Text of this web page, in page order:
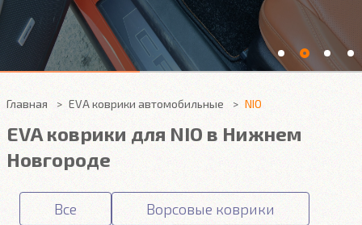
Главная EVA коврики автомобильные NIO
EVA коврики для NIO в Нижнем
Новгороде
Все
Ворсовые коврики